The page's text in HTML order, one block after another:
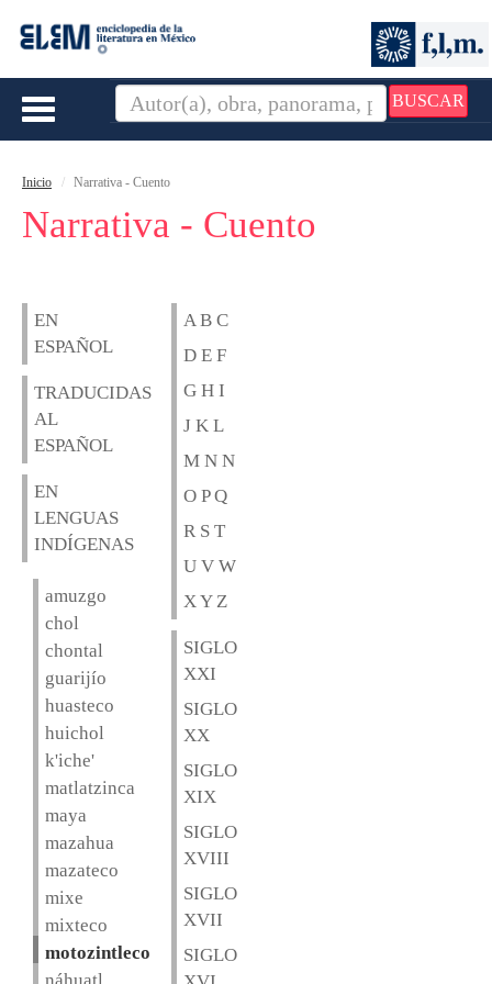
BUSCAR
Toggle
Inicio Narrativa - Cuento
Narrativa - Cuento
EN
ESPAÑOL
TRADUCIDAS
AL
ESPAÑOL
EN
LENGUAS
INDÍGENAS
amuzgo
chol
chontal
guarijío
huasteco
huichol
k'iche'
matlatzinca
maya
mazahua
mazateco
mixe
mixteco
motozintleco
A B C
D E F
G H I
J K L
M N N
O P Q
R S T
U V W
X Y Z
SIGLO
XXI
SIGLO
XX
SIGLO
XIX
SIGLO
XVIII
SIGLO
XVII
SIGLO